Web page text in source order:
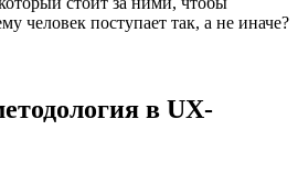
человек поступает так, а не иначе?
в UX-